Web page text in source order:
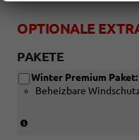
OPTIONALE
PAKETE
Winter Premium Paket:
Beheizbare